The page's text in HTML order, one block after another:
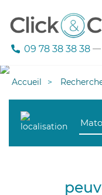
09 78 38 38 38 —
Accueil